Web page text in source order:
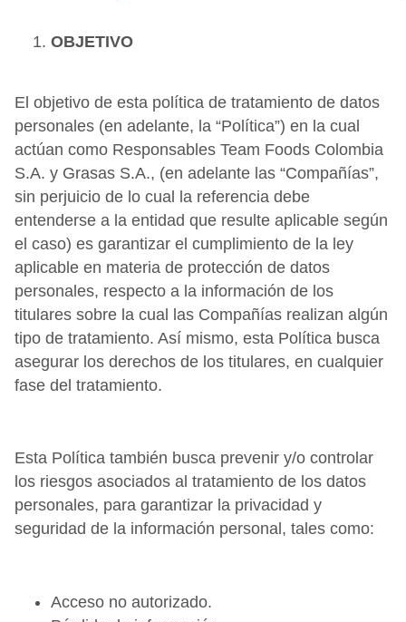
OBJETIVO
El objetivo de esta política de tratamiento de datos
personales (en adelante, la “Política”) en la cual
actúan como Responsables Team Foods Colombia
S.A. y Grasas S.A., (en adelante las “Compañías”,
sin perjuicio de lo cual la referencia debe
entenderse a la entidad que resulte aplicable según
el caso) es garantizar el cumplimiento de la ley
aplicable en materia de protección de datos
personales, respecto a la información de los
titulares sobre la cual las Compañías realizan algún
tipo de tratamiento. Así mismo, esta Política busca
asegurar los derechos de los titulares, en cualquier
fase del tratamiento.
Esta Política también busca prevenir y/o controlar
los riesgos asociados al tratamiento de los datos
personales, para garantizar la privacidad y
seguridad de la información personal, tales como:
Acceso no autorizado.